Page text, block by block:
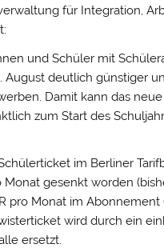
für Integration,
und Schüler mit
August deutlich günstiger
Damit kann das neue
zum Start des
im Berliner
Monat gesenkt worden
pro Monat im Abonnement
wird durch ein
ersetzt.